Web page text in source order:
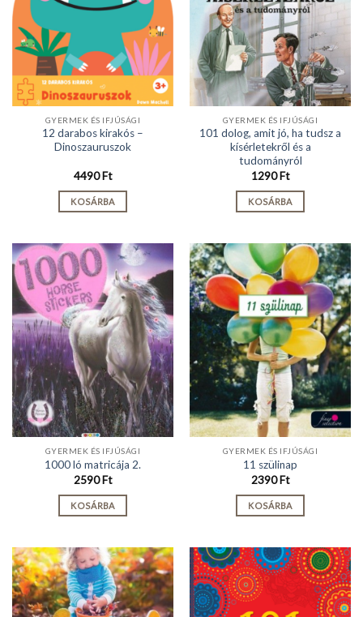
GYERMEK ÉS IFJÚSÁGI
12 darabos kirakós –
Dinoszauruszok
4490Ft
KOSÁRBA
GYERMEK ÉS IFJÚSÁGI
101 dolog, amit jó, ha tudsz a
kísérletekről és a
tudományról
1290Ft
KOSÁRBA
GYERMEK ÉS IFJÚSÁGI
1000 ló matricája 2.
2590Ft
KOSÁRBA
GYERMEK ÉS IFJÚSÁGI
11 szülinap
2390Ft
KOSÁRBA